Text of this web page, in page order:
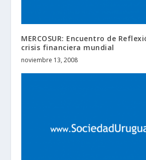
MERCOSUR: Encuentro de
crisis financiera mundial
noviembre 13, 2008